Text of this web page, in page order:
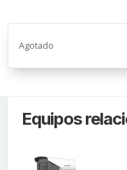
Agotado
Equipos